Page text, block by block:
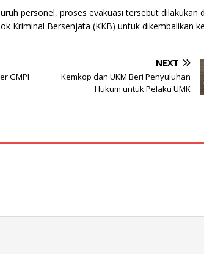
personel, proses evakuasi tersebut dilakukan
Kriminal Bersenjata (KKB) untuk dikembalikan ke
GMPI
NEXT
Kemkop dan UKM Beri Penyuluhan
Hukum untuk Pelaku UMK